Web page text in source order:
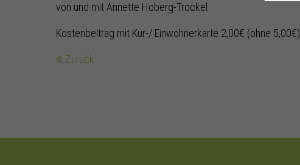
von und mit Annette Hoberg-Trockel
Kostenbeitrag mit Kur-/ Einwohnerkarte 2,00€ (ohne 5,00€)
Zurück